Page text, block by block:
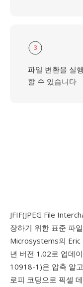
3
파일 변환을 실
할 수 있습니다
JFIF(JPEG File
장하기 위한 표준 파
Microsystems의 Eric
년 버전 1.02로 업데
10918-1)은 압축 알
로피 코딩으로 픽셀